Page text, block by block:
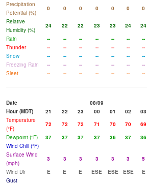
Precipitation
Potential (%)
0 0 0 0 0 0 0
Relative
Humidity (%)
24 22 22 23 23 24 24
Rain
-- -- -- -- -- -- --
Thunder
-- -- -- -- -- -- --
Snow
-- -- -- -- -- -- --
Freezing Rain
-- -- -- -- -- -- --
Sleet
-- -- -- -- -- -- --
Date
08/09
Hour (MDT)
21 22 23 00 01 02 03
Temperature
(°F)
72 72 72 71 70 70 69
Dewpoint (°F)
37 37 37 37 36 37 36
Wind Chill (°F)
Surface Wind
(mph)
3 3 3 3 3 3 5
Wind Dir
E E E ESE ESE ESE E
Gust